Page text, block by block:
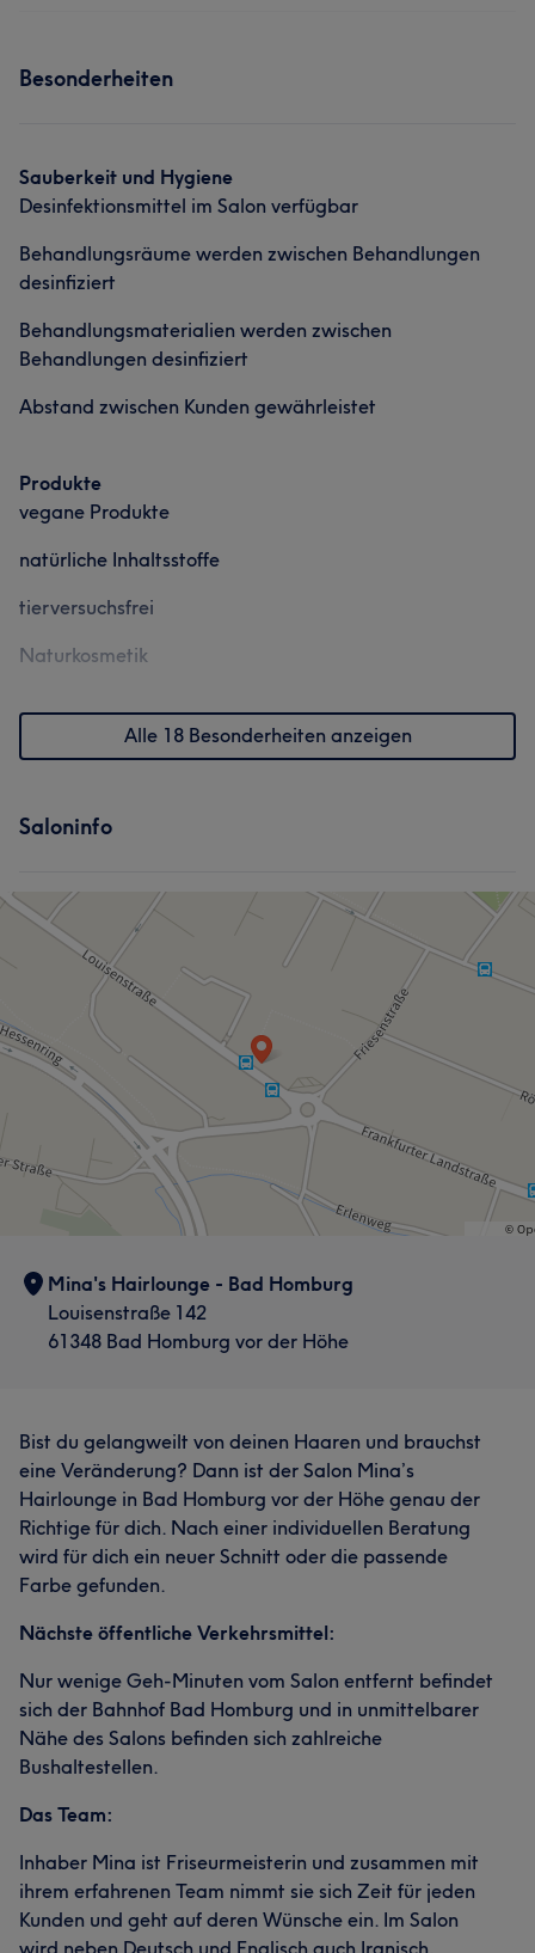
Portfolio
Besonderheiten
Sauberkeit und Hygiene
Desinfektionsmittel im Salon verfügbar
Behandlungsräume werden zwischen Behandlungen
desinfiziert
Behandlungsmaterialien werden zwischen
Behandlungen desinfiziert
Abstand zwischen Kunden gewährleistet
Produkte
vegane Produkte
natürliche Inhaltsstoffe
tierversuchsfrei
Naturkosmetik
Alle 18 Besonderheiten anzeigen
Saloninfo
Mina's Hairlounge - Bad Homburg
Louisenstraße 142
61348 Bad Homburg vor der Höhe
Bist du gelangweilt von deinen Haaren und brauchst
eine Veränderung? Dann ist der Salon Mina’s
Hairlounge in Bad Homburg vor der Höhe genau der
Richtige für dich. Nach einer individuellen Beratung
wird für dich ein neuer Schnitt oder die passende
Farbe gefunden.
Nächste öffentliche Verkehrsmittel:
Nur wenige Geh-Minuten vom Salon entfernt befindet
sich der Bahnhof Bad Homburg und in unmittelbarer
Nähe des Salons befinden sich zahlreiche
Bushaltestellen.
Das Team:
Inhaber Mina ist Friseurmeisterin und zusammen mit
ihrem erfahrenen Team nimmt sie sich Zeit für jeden
Kunden und geht auf deren Wünsche ein. Im Salon
wird neben Deutsch und Englisch auch Iranisch,